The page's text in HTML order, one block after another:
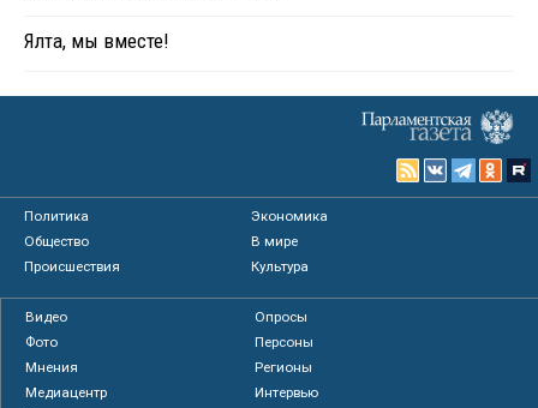
Ялта, мы вместе!
Политика
Экономика
Общество
В мире
Происшествия
Культура
Видео
Опросы
Фото
Персоны
Мнения
Регионы
Медиацентр
Интервью